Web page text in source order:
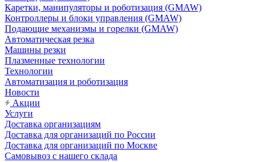
Каретки, манипуляторы и роботизация (GMAW)
Контроллеры и блоки управления (GMAW)
Подающие механизмы и горелки (GMAW)
Автоматическая резка
Машины резки
Плазменные технологии
Технологии
Автоматизация и роботизация
Новости
Акции
Услуги
Доставка организациям
Доставка для организаций по России
Доставка для организаций по Москве
Самовывоз с нашего склада